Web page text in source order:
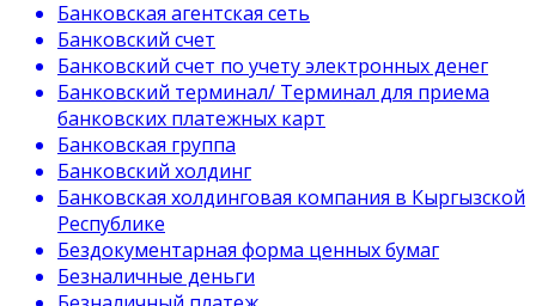
Банковская агентская сеть
Банковский счет
Банковский счет по учету электронных денег
Банковский терминал/ Терминал для приема
банковских платежных карт
Банковская группа
Банковский холдинг
Банковская холдинговая компания в Кыргызской
Республике
Бездокументарная форма ценных бумаг
Безналичные деньги